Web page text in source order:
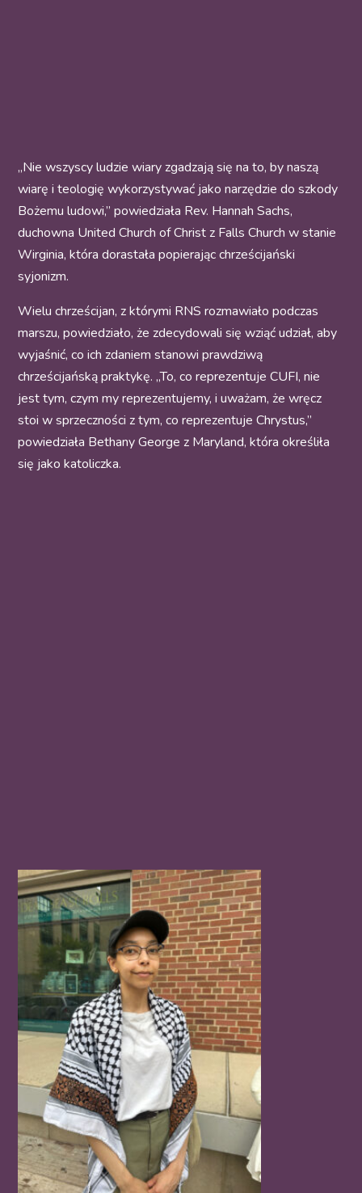
„Nie wszyscy ludzie wiary zgadzają się na to, by naszą
wiarę i teologię wykorzystywać jako narzędzie do szkody
Bożemu ludowi,” powiedziała Rev. Hannah Sachs,
duchowna United Church of Christ z Falls Church w stanie
Wirginia, która dorastała popierając chrześcijański
syjonizm.
Wielu chrześcijan, z którymi RNS rozmawiało podczas
marszu, powiedziało, że zdecydowali się wziąć udział, aby
wyjaśnić, co ich zdaniem stanowi prawdziwą
chrześcijańską praktykę. „To, co reprezentuje CUFI, nie
jest tym, czym my reprezentujemy, i uważam, że wręcz
stoi w sprzeczności z tym, co reprezentuje Chrystus,”
powiedziała Bethany George z Maryland, która określiła
się jako katoliczka.